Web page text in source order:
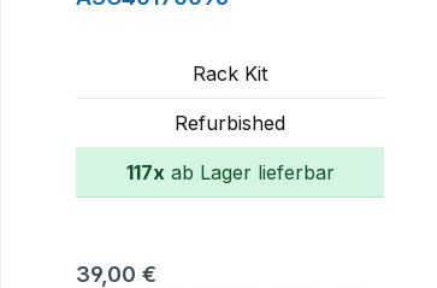
Rack Kit
Refurbished
117x ab Lager lieferbar
Regulärer Preis:
39,00 €